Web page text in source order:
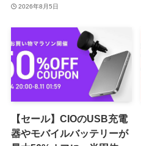
ァーのセール開催中
2026年8月5日
【セール】CIOのUSB充電
器やモバイルバッテリーが